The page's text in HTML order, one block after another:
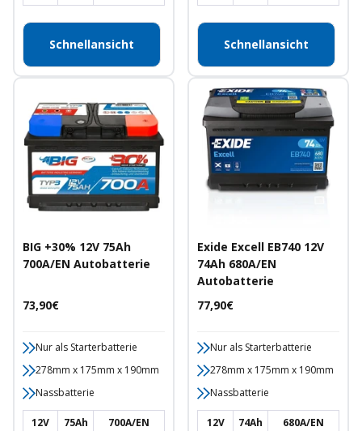
Schnellansicht Schnellansicht
BIG +30% 12V 75Ah
700A/EN Autobatterie
Angebotspreis
73,90€
Nur als Starterbatterie
278mm x 175mm x 190mm
Nassbatterie
12V 75Ah 700A/EN
Exide Excell EB740 12V
74Ah 680A/EN
Autobatterie
Angebotspreis
77,90€
Nur als Starterbatterie
278mm x 175mm x 190mm
Nassbatterie
12V 74Ah 680A/EN